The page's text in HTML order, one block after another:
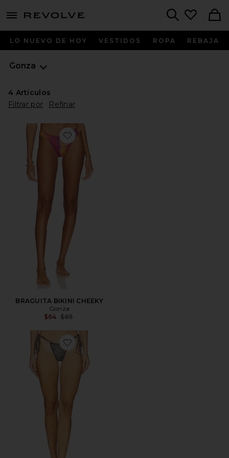
menu - shows more content
LO NUEVO DE HOY VESTIDOS ROPA REBAJA
Gonza
4 Artículos
Filtrar por
Refinar
Favorite BRAGUITA BIKINI CHEEKY
BRAGUITA BIKINI CHEEKY
Gonza
$64 Previous price:
$85
Favorite BRAGUITA BIKINI